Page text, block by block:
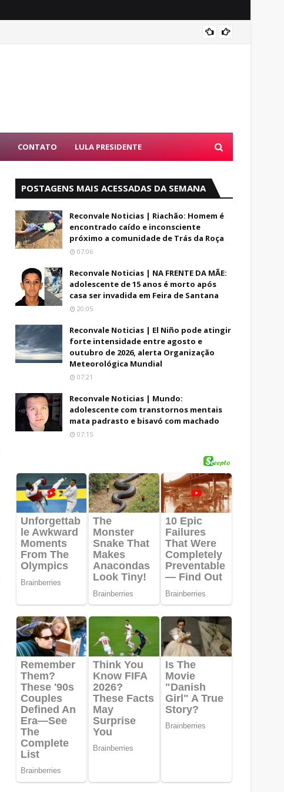
CONTATO LULA PRESIDENTE
POSTAGENS MAIS ACESSADAS DA SEMANA
Reconvale Noticias | Riachão: Homem é
encontrado caído e inconsciente
próximo a comunidade de Trás da Roça
07:06
Reconvale Noticias | NA FRENTE DA MÃE:
adolescente de 15 anos é morto após
casa ser invadida em Feira de Santana
20:05
Reconvale Noticias | El Niño pode atingir
forte intensidade entre agosto e
outubro de 2026, alerta Organização
Meteorológica Mundial
07:21
Reconvale Noticias | Mundo:
adolescente com transtornos mentais
mata padrasto e bisavó com machado
07:15